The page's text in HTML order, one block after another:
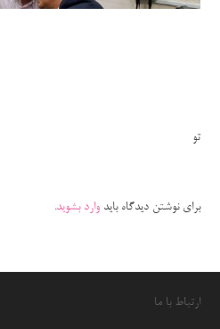
تو
برای نوشتن دیدگاه بایدوارد بشوید.
ارتباط با ما